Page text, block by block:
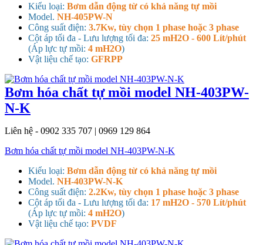
Kiểu loại: Bơm dẫn động từ có khả năng tự mồi
Model. NH-405PW-N
Công suất điện: 3.7Kw, tùy chọn 1 phase hoặc 3 phase
Cột áp tối đa - Lưu lượng tối đa: 25 mH2O - 600 Lít/phút
(Áp lực tự mồi: 4 mH2O)
Vật liệu chế tạo: GFRPP
Bơm hóa chất tự mồi model NH-403PW-
N-K
Liên hệ - 0902 335 707 | 0969 129 864
Bơm hóa chất tự mồi model NH-403PW-N-K
Kiểu loại: Bơm dẫn động từ có khả năng tự mồi
Model. NH-403PW-N-K
Công suất điện: 2.2Kw, tùy chọn 1 phase hoặc 3 phase
Cột áp tối đa - Lưu lượng tối đa: 17 mH2O - 570 Lít/phút
(Áp lực tự mồi: 4 mH2O)
Vật liệu chế tạo: PVDF